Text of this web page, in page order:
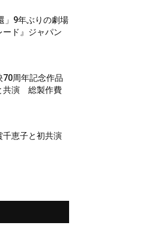
」9年ぶりの劇場
ード』ジャパン
70周年記念作品
共演 総製作費
千恵子と初共演